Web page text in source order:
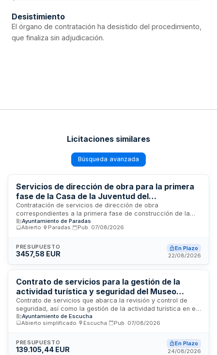
Desistimiento
El órgano de contratación ha desistido del procedimiento,
que finaliza sin adjudicación.
Licitaciones similares
Búsqueda avanzada
Servicios de dirección de obra para la primera
fase de la Casa de la Juventud del
Ayuntamiento de Paradas
Contratación de servicios de dirección de obra
correspondientes a la primera fase de construcción de la
Casa de la Juventud. El Ayuntamiento de Paradas licita estos
servicios técnicos para garantizar la ejecución eficiente,
adjudicatario ejercerá funciones de supervisor y coordinador
entre la administración, la empresa constructora y demás
Ayuntamiento de Paradas
Abierto
Paradas Pub. 07/08/2026
PRESUPUESTO
3457,58 EUR
En Plazo
22/08/2026
Contrato de servicios para la gestión de la
actividad turística y seguridad del Museo
Minero de Escucha
Contrato de servicios que abarca la revisión y control de
seguridad, así como la gestión de la actividad turística en el
Museo Minero de Escucha, Pozo Pilar y Casa de la Familia
Minera. Incluye la elaboración de informes técnicos, diseños,
a las instalaciones que conforman el Patrimonio Industrial
Minero de Escucha, licitado por el Ayuntamiento de Escucha
Ayuntamiento de Escucha
Abierto simplificado
Escucha Pub. 07/08/2026
PRESUPUESTO
139.105,44 EUR
En Plazo
24/08/2026